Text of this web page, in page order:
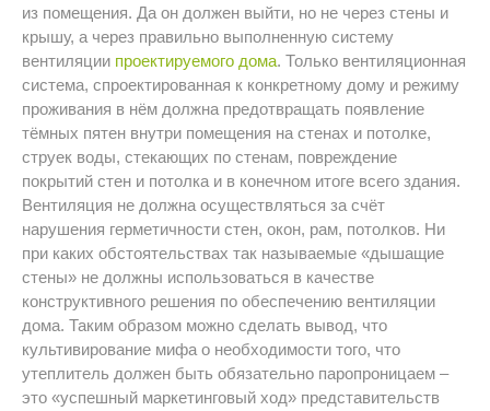
из помещения. Да он должен выйти, но не через стены и
крышу, а через правильно выполненную систему
вентиляции проектируемого дома. Только вентиляционная
система, спроектированная к конкретному дому и режиму
проживания в нём должна предотвращать появление
тёмных пятен внутри помещения на стенах и потолке,
струек воды, стекающих по стенам, повреждение
покрытий стен и потолка и в конечном итоге всего здания.
Вентиляция не должна осуществляться за счёт
нарушения герметичности стен, окон, рам, потолков. Ни
при каких обстоятельствах так называемые «дышащие
стены» не должны использоваться в качестве
конструктивного решения по обеспечению вентиляции
дома. Таким образом можно сделать вывод, что
культивирование мифа о необходимости того, что
утеплитель должен быть обязательно паропроницаем –
это «успешный маркетинговый ход» представительств